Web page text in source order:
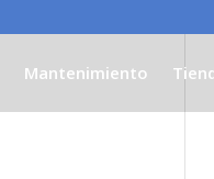
Mantenimiento